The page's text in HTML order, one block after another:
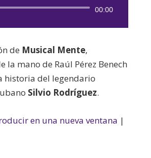
Reproductor
00:00
de Musical Mente,
la mano de Raúl Pérez Benech
historia del legendario
Silvio Rodríguez.
en una nueva ventana |